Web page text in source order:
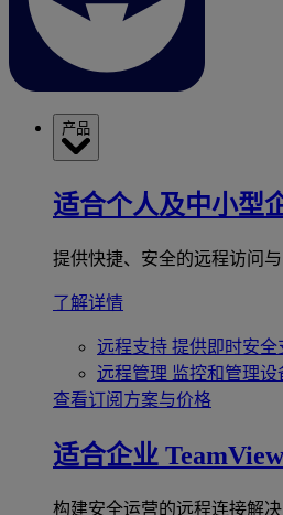
产品
适合个人及中小型
提供快捷、安全的远程访问与
了解详情
远程支持 提供即时安全
远程管理 监控和管理设
查看订阅方案与价格
适合企业
构建安全运营的远程连接解决